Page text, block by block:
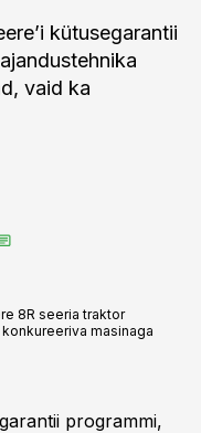
kütusegarantii
vaid ka
8R seeria traktor
masinaga
programmi,